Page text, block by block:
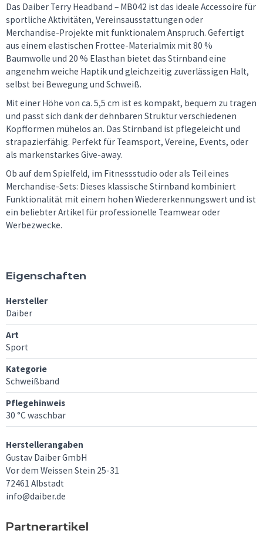
Das Daiber Terry Headband – MB042 ist das ideale Accessoire für
sportliche Aktivitäten, Vereinsausstattungen oder
Merchandise-Projekte mit funktionalem Anspruch. Gefertigt
aus einem elastischen Frottee-Materialmix mit 80 %
Baumwolle und 20 % Elasthan bietet das Stirnband eine
angenehm weiche Haptik und gleichzeitig zuverlässigen Halt,
selbst bei Bewegung und Schweiß.
Mit einer Höhe von ca. 5,5 cm ist es kompakt, bequem zu tragen
und passt sich dank der dehnbaren Struktur verschiedenen
Kopfformen mühelos an. Das Stirnband ist pflegeleicht und
strapazierfähig. Perfekt für Teamsport, Vereine, Events, oder
als markenstarkes Give-away.
Ob auf dem Spielfeld, im Fitnessstudio oder als Teil eines
Merchandise-Sets: Dieses klassische Stirnband kombiniert
Funktionalität mit einem hohen Wiedererkennungswert und ist
ein beliebter Artikel für professionelle Teamwear oder
Werbezwecke.
Eigenschaften
Hersteller
Daiber
Art
Sport
Kategorie
Schweißband
Pflegehinweis
30 °C waschbar
Herstellerangaben
Gustav Daiber GmbH
Vor dem Weissen Stein 25-31
72461 Albstadt
info@daiber.de
Partnerartikel